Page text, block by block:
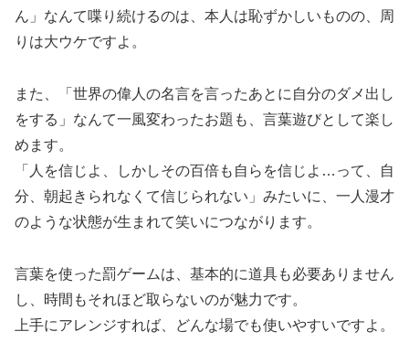
ん」なんて喋り続けるのは、本人は恥ずかしいものの、周
りは大ウケですよ。
また、「世界の偉人の名言を言ったあとに自分のダメ出し
をする」なんて一風変わったお題も、言葉遊びとして楽し
めます。
「人を信じよ、しかしその百倍も自らを信じよ…って、自
分、朝起きられなくて信じられない」みたいに、一人漫才
のような状態が生まれて笑いにつながります。
言葉を使った罰ゲームは、基本的に道具も必要ありません
し、時間もそれほど取らないのが魅力です。
上手にアレンジすれば、どんな場でも使いやすいですよ。